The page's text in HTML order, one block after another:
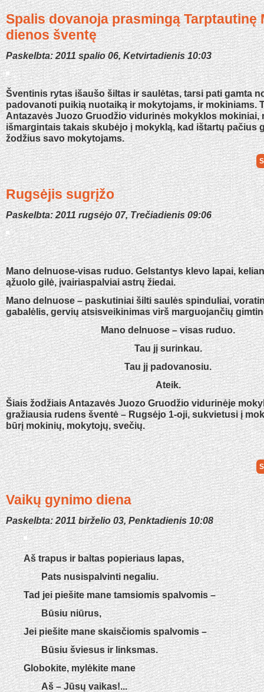
Spalis dovanoja prasmingą Tarptautinę
dienos šventę
Paskelbta: 2011 spalio 06, Ketvirtadienis 10:03
Šventinis rytas išaušo šiltas ir saulėtas, tarsi pati gamta
padovanoti puikią nuotaiką ir mokytojams, ir mokiniams.
Antazavės Juozo Gruodžio vidurinės mokyklos mokiniai,
išmargintais takais skubėjo į mokyklą, kad ištartų pačius
žodžius savo mokytojams.
Rugsėjis sugrįžo
Paskelbta: 2011 rugsėjo 07, Trečiadienis 09:06
Mano delnuose-visas ruduo. Gelstantys klevo lapai,
ąžuolo gilė, įvairiaspalviai astrų žiedai.
Mano delnuose – paskutiniai šilti saulės spinduliai,
gabalėlis, gervių atsisveikinimas virš marguojančių
Mano delnuose – visas ruduo.
Tau jį surinkau.
Tau jį padovanosiu.
Ateik.
Šiais žodžiais Antazavės Juozo Gruodžio vidurinėje
gražiausia rudens šventė – Rugsėjo 1-oji, sukvietusi į
būrį mokinių, mokytojų, svečių.
Vaikų gynimo diena
Paskelbta: 2011 birželio 03, Penktadienis 10:08
Aš trapus ir baltas popieriaus lapas,
Pats nusispalvinti negaliu.
Tad jei piešite mane tamsiomis spalvomis –
Būsiu niūrus,
Jei piešite mane skaisčiomis spalvomis –
Būsiu šviesus ir linksmas.
Globokite, mylėkite mane
Aš – Jūsų vaikas!...